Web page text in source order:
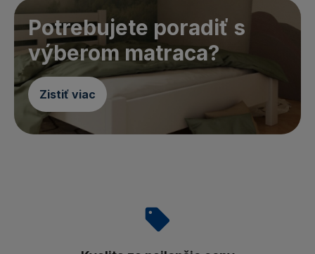
Potrebujete poradiť s
výberom matraca?
Zistiť viac